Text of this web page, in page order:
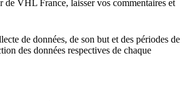
VHL France, laisser vos commentaires et
de données, de son but et des périodes de
des données respectives de chaque